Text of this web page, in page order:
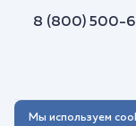
8 (800) 500-
Мы используем